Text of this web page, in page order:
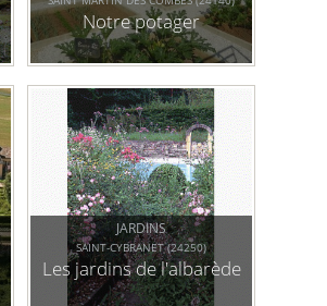
Notre potager
JARDINS
SAINT-CYBRANET (24250)
Les jardins de l'albarède